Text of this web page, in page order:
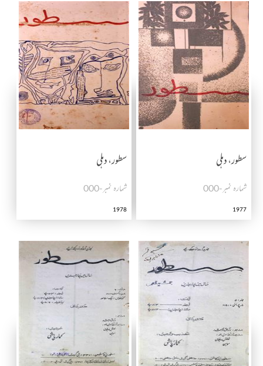
سطور، دہلی
شمارہ نمبر-000
1977
سطور، دہلی
شمارہ نمبر-000
1978